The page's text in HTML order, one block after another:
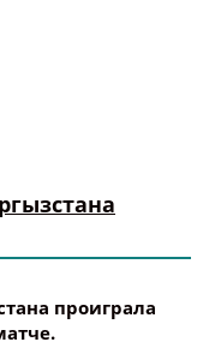
проиграла